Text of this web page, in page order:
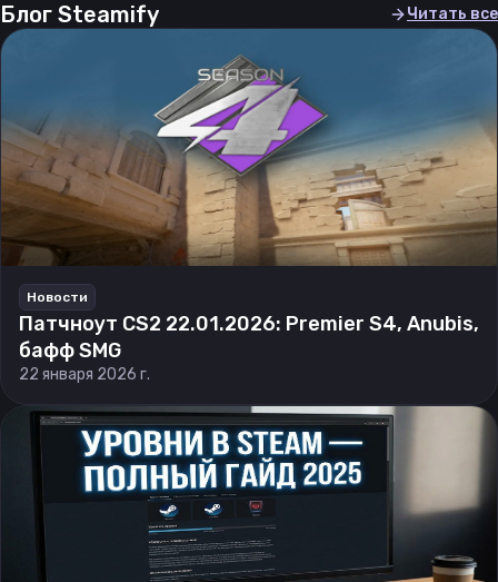
Блог Steamify Читать все
Новости
Патчноут CS2 22.01.2026: Premier S4, Anubis,
бафф SMG
22 января 2026 г.